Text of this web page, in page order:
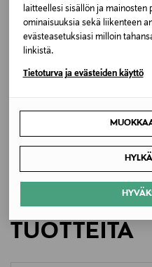
laitteellesi sisällön ja mainosten
ominaisuuksia sekä liikenteen
evästeasetuksiasi milloin
linkistä.
Tietoturva ja evästeiden käyttö
Valmistajan osoite
PL 117, 00101 Helsinki,
customerservice-
Avainsanat
sloggi, pitkät alushousut,
SPEIDEL
LISÄÄ
TUOTTEITA